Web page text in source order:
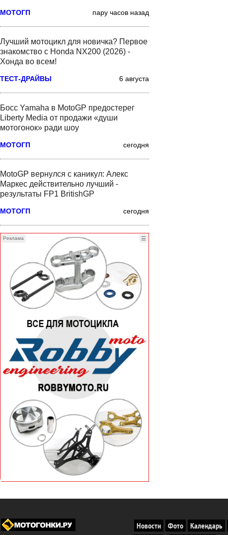
МОТОГП пару часов назад
Лучший мотоцикл для новичка? Первое
знакомство с Honda NX200 (2026) -
Хонда во всем!
ТЕСТ-ДРАЙВЫ 6 августа
Босс Yamaha в MotoGP предостерег
Liberty Media от продажи «души
мотогонок» ради шоу
МОТОГП сегодня
MotoGP вернулся с каникул: Алекс
Маркес действительно лучший -
результаты FP1 BritishGP
МОТОГП сегодня
Реклама ☰
Новости Фото Календарь